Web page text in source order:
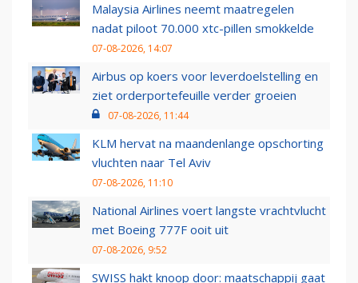
Malaysia Airlines neemt maatregelen
nadat piloot 70.000 xtc-pillen smokkelde
07-08-2026, 14:07
Airbus op koers voor leverdoelstelling en
ziet orderportefeuille verder groeien
07-08-2026, 11:44
KLM hervat na maandenlange opschorting
vluchten naar Tel Aviv
07-08-2026, 11:10
National Airlines voert langste vrachtvlucht
met Boeing 777F ooit uit
07-08-2026, 9:52
SWISS hakt knoop door: maatschappij gaat